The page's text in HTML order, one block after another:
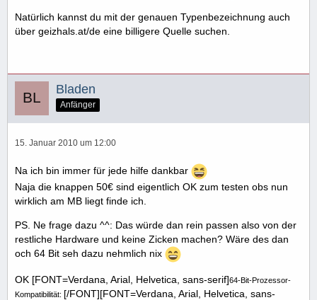
Natürlich kannst du mit der genauen Typenbezeichnung auch
über geizhals.at/de eine billigere Quelle suchen.
Bladen
Anfänger
15. Januar 2010 um 12:00
Na ich bin immer für jede hilfe dankbar
Naja die knappen 50€ sind eigentlich OK zum testen obs nun
wirklich am MB liegt finde ich.
PS. Ne frage dazu ^^: Das würde dan rein passen also von der
restliche Hardware und keine Zicken machen? Wäre des dan
och 64 Bit seh dazu nehmlich nix
OK [FONT=Verdana, Arial, Helvetica, sans-serif]64-Bit-Prozessor-
Kompatibilität: [/FONT][FONT=Verdana, Arial, Helvetica, sans-